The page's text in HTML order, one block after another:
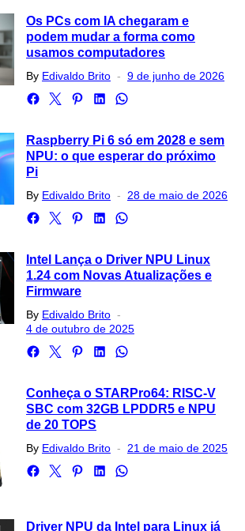
Os PCs com IA chegaram e
podem mudar a forma como
usamos computadores
By Edivaldo Brito
Posted
9 de junho de 2026
Raspberry Pi 6 só em 2028 e sem
NPU: o que esperar do próximo
Pi
By Edivaldo Brito
Posted
28 de maio de 2026
Intel Lança o Driver NPU Linux
1.24 com Novas Atualizações e
Firmware
By Edivaldo Brito
on
4 de outubro de 2025
Conheça o STARPro64: RISC-V
SBC com 32GB LPDDR5 e NPU
de 20 TOPS
By Edivaldo Brito
Posted
21 de maio de 2025
Driver NPU da Intel para Linux já